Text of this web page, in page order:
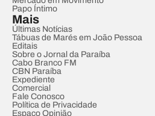
Papo Íntimo
Mais
Últimas Notícias
Tábuas de Marés em João Pessoa
Editais
Sobre o Jornal da Paraíba
Cabo Branco FM
CBN Paraíba
Expediente
Comercial
Fale Conosco
Política de Privacidade
Espaço Opinião